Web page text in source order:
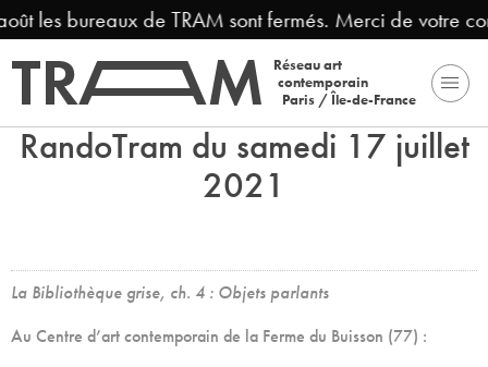
les bureaux de TRAM sont fermés. Merci de votre
Réseau art
contemporain
Paris / Île-de-France
RandoTram du samedi 17 juillet
2021
La Bibliothèque grise, ch. 4 : Objets parlants
Au Centre d’art contemporain de la Ferme du Buisson (77) :